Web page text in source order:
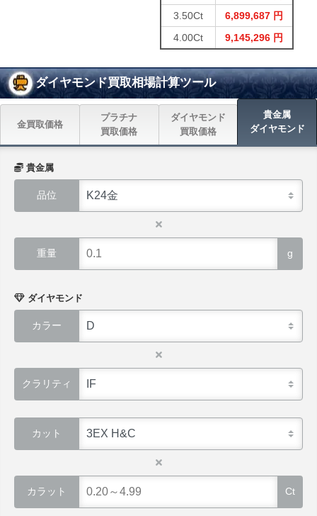
3.50Ct
6,899,687 円
4.00Ct
9,145,296 円
ダイヤモンド買取相場計算ツール
金買取価格
プラチナ
買取価格
ダイヤモンド
買取価格
貴金属
ダイヤモンド
貴金属
品位
重量 g
ダイヤモンド
カラー
クラリティ
カット
カラット Ct